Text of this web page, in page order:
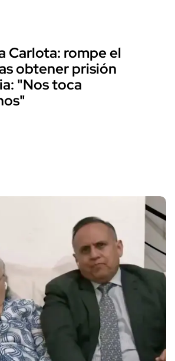
Carlota: rompe el
obtener prisión
"Nos toca